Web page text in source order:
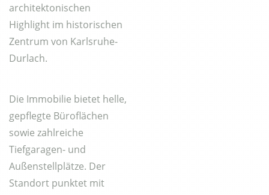
architektonischen
Highlight im historischen
Zentrum von Karlsruhe-
Durlach.
Die Immobilie bietet helle,
gepflegte Büroflächen
sowie zahlreiche
Tiefgaragen- und
Außenstellplätze. Der
Standort punktet mit